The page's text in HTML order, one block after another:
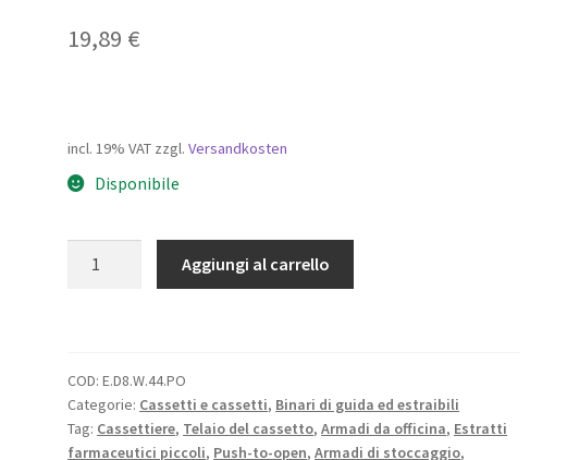
19,89 €
incl. 19% VAT zzgl.Versandkosten
Disponibile
sottili,
altezza:
88
Aggiungi al carrello
COD:E.D8.W.44.PO
Categorie: Cassetti e cassetti, Binari di guida ed estraibili
Tag: Cassettiere, Telaio del cassetto,Armadi da officina, Estratti
farmaceutici piccoli, Push-to-open,Armadi di stoccaggio,